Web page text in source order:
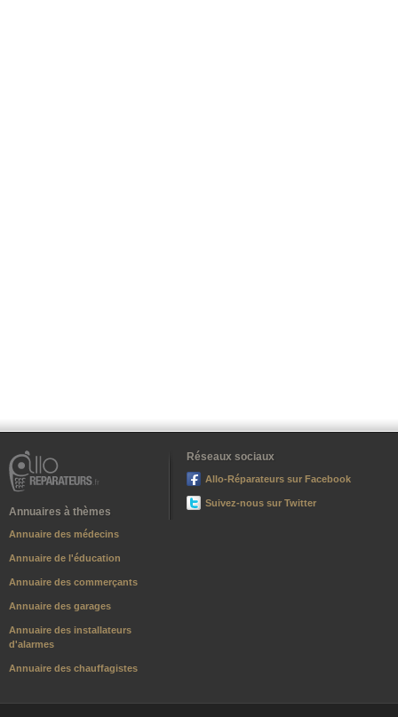
Annuaires à thèmes
Annuaire des médecins
Annuaire de l'éducation
Annuaire des commerçants
Annuaire des garages
Annuaire des installateurs
d'alarmes
Annuaire des chauffagistes
Réseaux sociaux
Allo-Réparateurs sur Facebook
Suivez-nous sur Twitter